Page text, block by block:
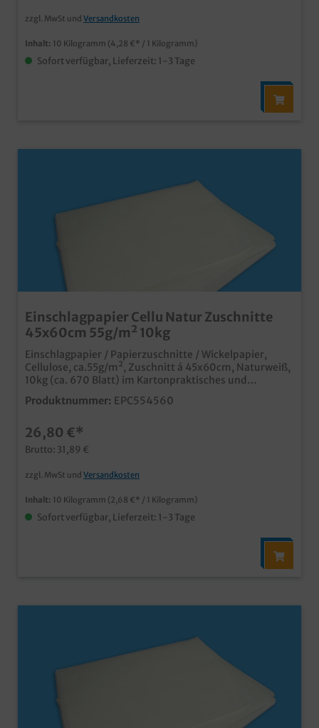
zzgl. MwSt und Versandkosten
Inhalt: 10 Kilogramm (4,28 €* / 1 Kilogramm)
Sofort verfügbar, Lieferzeit: 1-3 Tage
Einschlagpapier Cellu Natur Zuschnitte
45x60cm 55g/m² 10kg
Einschlagpapier / Papierzuschnitte / Wickelpapier,
Cellulose, ca.55g/m², Zuschnitt á 45x60cm, Naturweiß,
10kg (ca. 670 Blatt) im Kartonpraktisches und
günstiges Einschlagpapierstabile/feste
55g/m²umweltfreundliche Verpackungslösung aus
Lebensmittel
Produktnummer: EPC554560
26,80 €*
Brutto: 31,89 €
zzgl. MwSt und Versandkosten
Inhalt: 10 Kilogramm (2,68 €* / 1 Kilogramm)
Sofort verfügbar, Lieferzeit: 1-3 Tage